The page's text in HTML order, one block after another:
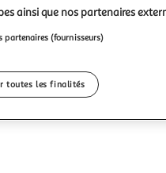
ainsi que nos partenaires
partenaires (fournisseurs)
toutes les finalités